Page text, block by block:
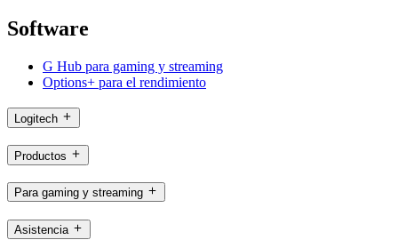
Software
G Hub para gaming y streaming
Options+ para el rendimiento
Logitech
Productos
Para gaming y streaming
Asistencia